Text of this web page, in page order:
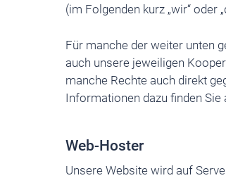
(im Folgenden kurz „wir“ oder
Für manche der weiter unten
auch unsere jeweiligen
manche Rechte auch direkt
Informationen dazu finden Sie
Web-Hoster
Unsere Website wird auf